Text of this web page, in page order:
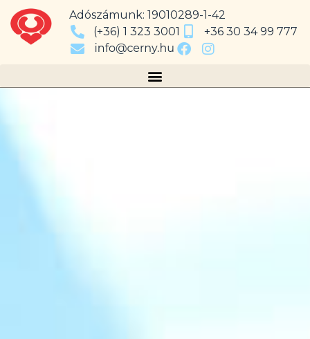
Adószámunk: 19010289-1-42
(+36) 1 323 3001
+36 30 34 99 777